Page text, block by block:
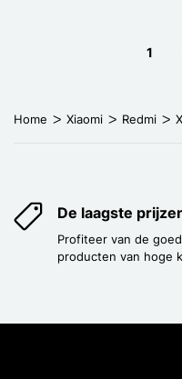
1
Home Xiaomi Redmi
De laagste
Profiteer van de
producten van hoge